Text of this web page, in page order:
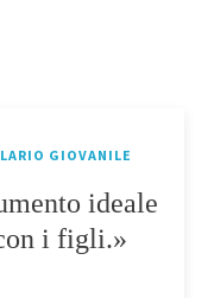
GIOVANILE
ideale
i figli.»